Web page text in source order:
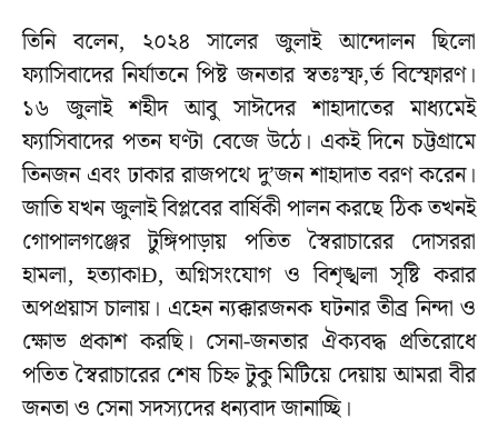
তিনি বলেন, ২০২৪ সালের জুলাই আন্দোলন ছিলো
ফ্যাসিবাদের নির্যাতনে পিষ্ট জনতার স্বতঃস্ফ‚র্ত বিস্ফোরণ।
১৬ জুলাই শহীদ আবু সাঈদের শাহাদাতের মাধ্যমেই
ফ্যাসিবাদের পতন ঘণ্টা বেজে উঠে। একই দিনে চট্টগ্রামে
তিনজন এবং ঢাকার রাজপথে দু’জন শাহাদাত বরণ করেন।
জাতি যখন জুলাই বিপ্লবের বার্ষিকী পালন করছে ঠিক তখনই
গোপালগঞ্জের টুঙ্গিপাড়ায় পতিত স্বৈরাচারের দোসররা
হামলা, হত্যাকাÐ, অগ্নিসংযোগ ও বিশৃঙ্খলা সৃষ্টি করার
অপপ্রয়াস চালায়। এহেন ন্যক্কারজনক ঘটনার তীব্র নিন্দা ও
ক্ষোভ প্রকাশ করছি। সেনা-জনতার ঐক্যবদ্ধ প্রতিরোধে
পতিত স্বৈরাচারের শেষ চিহ্ন টুকু মিটিয়ে দেয়ায় আমরা বীর
জনতা ও সেনা সদস্যদের ধন্যবাদ জানাচ্ছি।